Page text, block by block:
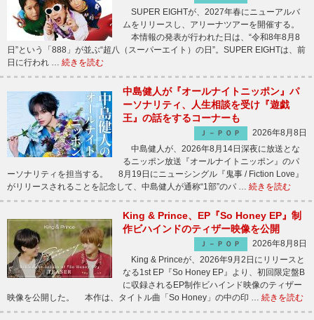
SUPER EIGHTが、2027年春にニューアルバ
ムをリリースし、アリーナツアーを開催する。
本情報の発表が行われた日は、“令和8年8月8
日”という「888」が並ぶ“超八（スーパーエイト）の日”。SUPER EIGHTは、前
日に行われ … 続きを読む
中島健人が『オールナイトニッポン』パ
ーソナリティ、人生相談を受け『遊戯
王』の話をするコーナーも
Ｊ－ＰＯＰ
2026年8月8日
中島健人が、2026年8月14日深夜に放送とな
るニッポン放送『オールナイトニッポン』のパ
ーソナリティを担当する。 8月19日にニューシングル『鬼事 / Fiction Love』
がリリースされることを記念して、中島健人が通称“1部”のパ … 続きを読む
King & Prince、EP『So Honey EP』制
作ビハインドのティザー映像を公開
Ｊ－ＰＯＰ
2026年8月8日
King & Princeが、2026年9月2日にリリースと
なる1st EP『So Honey EP』より、初回限定盤B
に収録されるEP制作ビハインド映像のティザー
映像を公開した。 本作は、タイトル曲「So Honey」の中の印 … 続きを読む